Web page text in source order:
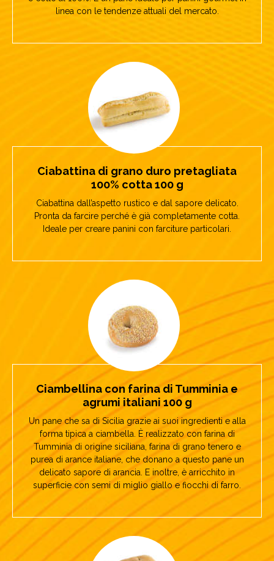
linea con le tendenze attuali del mercato.
Ciabattina di grano duro pretagliata
100% cotta 100 g
Ciabattina dall’aspetto rustico e dal sapore delicato.
Pronta da farcire perché è già completamente cotta.
Ideale per creare panini con farciture particolari.
Ciambellina con farina di Tumminia e
agrumi italiani 100 g
Un pane che sa di Sicilia grazie ai suoi ingredienti e alla
forma tipica a ciambella. È realizzato con farina di
Tumminia di origine siciliana, farina di grano tenero e
purea di arance italiane, che donano a questo pane un
delicato sapore di arancia. E inoltre, è arricchito in
superficie con semi di miglio giallo e fiocchi di farro.